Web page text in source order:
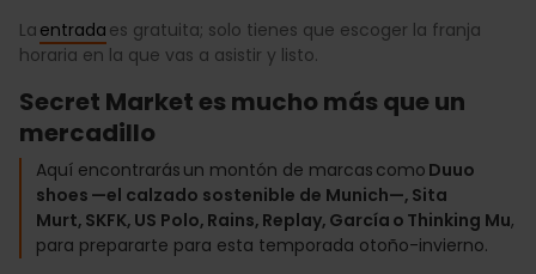
La entrada es gratuita; solo tienes que escoger la franja
horaria en la que vas a asistir y listo.
Secret Market es mucho más que un
mercadillo
Aquí encontrarás un montón de marcas como Duuo
shoes —el calzado sostenible de Munich—, Sita
Murt, SKFK, US Polo, Rains, Replay, García o Thinking Mu,
para prepararte para esta temporada otoño-invierno.